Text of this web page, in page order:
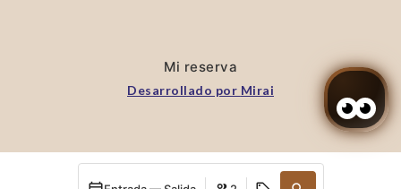
Mi reserva
Desarrollado por Mirai